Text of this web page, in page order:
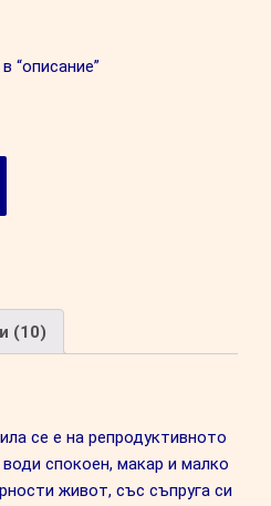
“описание”
(10)
се е на репродуктивното
спокоен, макар и малко
живот, със съпруга си